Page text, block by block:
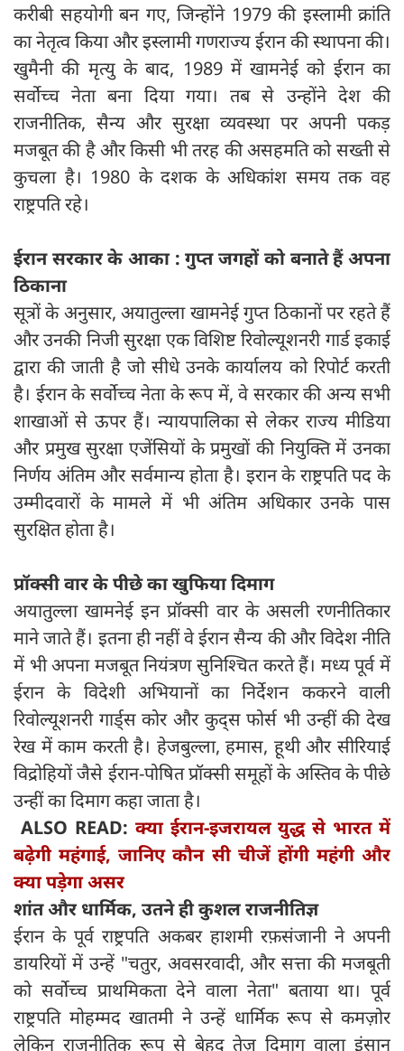
करीबी सहयोगी बन गए, जिन्होंने 1979 की इस्लामी क्रांति
का नेतृत्व किया और इस्लामी गणराज्य ईरान की स्थापना की।
खुमैनी की मृत्यु के बाद, 1989 में खामनेई को ईरान का
सर्वोच्च नेता बना दिया गया। तब से उन्होंने देश की
राजनीतिक, सैन्य और सुरक्षा व्यवस्था पर अपनी पकड़
मजबूत की है और किसी भी तरह की असहमति को सख्ती से
कुचला है। 1980 के दशक के अधिकांश समय तक वह
राष्ट्रपति रहे।
ईरान सरकार के आका : गुप्त जगहों को बनाते हैं अपना
ठिकाना
सूत्रों के अनुसार, अयातुल्ला खामनेई गुप्त ठिकानों पर रहते हैं
और उनकी निजी सुरक्षा एक विशिष्ट रिवोल्यूशनरी गार्ड इकाई
द्वारा की जाती है जो सीधे उनके कार्यालय को रिपोर्ट करती
है। ईरान के सर्वोच्च नेता के रूप में, वे सरकार की अन्य सभी
शाखाओं से ऊपर हैं। न्यायपालिका से लेकर राज्य मीडिया
और प्रमुख सुरक्षा एजेंसियों के प्रमुखों की नियुक्ति में उनका
निर्णय अंतिम और सर्वमान्य होता है। इरान के राष्ट्रपति पद के
उम्मीदवारों के मामले में भी अंतिम अधिकार उनके पास
सुरक्षित होता है।
प्रॉक्सी वार के पीछे का खुफिया दिमाग
अयातुल्ला खामनेई इन प्रॉक्सी वार के असली रणनीतिकार
माने जाते हैं। इतना ही नहीं वे ईरान सैन्य की और विदेश नीति
में भी अपना मजबूत नियंत्रण सुनिश्चित करते हैं। मध्य पूर्व में
ईरान के विदेशी अभियानों का निर्देशन ककरने वाली
रिवोल्यूशनरी गार्ड्स कोर और कुद्स फोर्स भी उन्हीं की देख
रेख में काम करती है। हेजबुल्ला, हमास, हूथी और सीरियाई
विद्रोहियों जैसे ईरान-पोषित प्रॉक्सी समूहों के अस्तिव के पीछे
उन्हीं का दिमाग कहा जाता है।
ALSO READ: क्या ईरान-इजरायल युद्ध से भारत में
बढ़ेगी महंगाई, जानिए कौन सी चीजें होंगी महंगी और
क्या पड़ेगा असर
शांत और धार्मिक, उतने ही कुशल राजनीतिज्ञ
ईरान के पूर्व राष्ट्रपति अकबर हाशमी रफ़संजानी ने अपनी
डायरियों में उन्हें "चतुर, अवसरवादी, और सत्ता की मजबूती
को सर्वोच्च प्राथमिकता देने वाला नेता" बताया था। पूर्व
राष्ट्रपति मोहम्मद खातमी ने उन्हें धार्मिक रूप से कमज़ोर
लेकिन राजनीतिक रूप से बेहद तेज़ दिमाग वाला इंसान